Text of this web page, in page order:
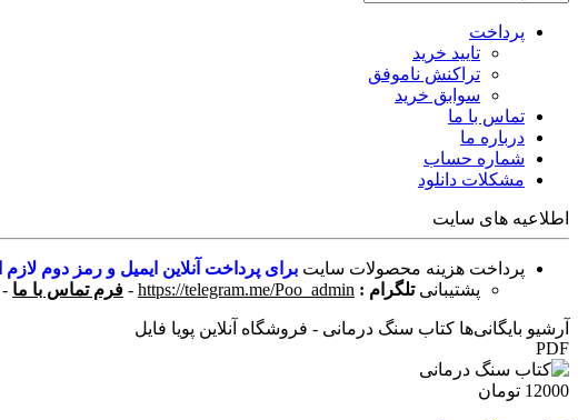
پرداخت
تایید خرید
تراکنش ناموفق
سوابق خرید
تماس با ما
درباره ما
شماره حساب
مشکلات دانلود
اطلاعیه های سایت
پرداخت هزینه محصولات سایت برای پرداخت آنلاین ایمیل و رمز دوم
پشتیبانی تلگرام : https://telegram.me/Poo_admin
- فرم تماس با ما -
آرشیو بایگانی‌ها کتاب سنگ درمانی - فروشگاه آنلاین پویا فایل
PDF
12000 تومان